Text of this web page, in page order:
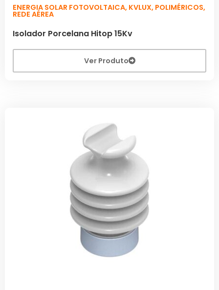
ENERGIA SOLAR FOTOVOLTAICA, KVLUX, POLIMÉRICOS,
REDE AÉREA
Isolador Porcelana Hitop 15Kv
Ver Produto